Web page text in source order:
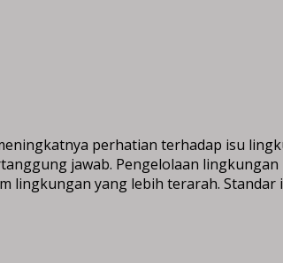
perhatian terhadap isu
jawab. Pengelolaan
lingkungan yang lebih terarah.